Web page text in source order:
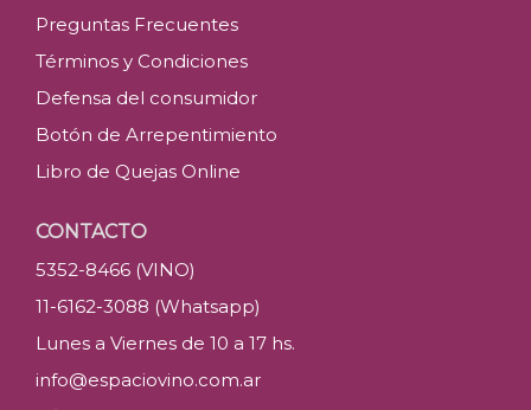
Preguntas Frecuentes
Términos y Condiciones
Defensa del consumidor
Botón de Arrepentimiento
Libro de Quejas Online
CONTACTO
5352-8466 (VINO)
11-6162-3088 (Whatsapp)
Lunes a Viernes de 10 a 17 hs.
info@espaciovino.com.ar